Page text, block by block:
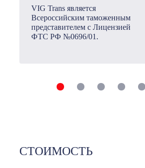
VIG Trans является
Всероссийским таможенным
представителем с Лицензией
ФТС РФ №0696/01.
СТОИМОСТЬ